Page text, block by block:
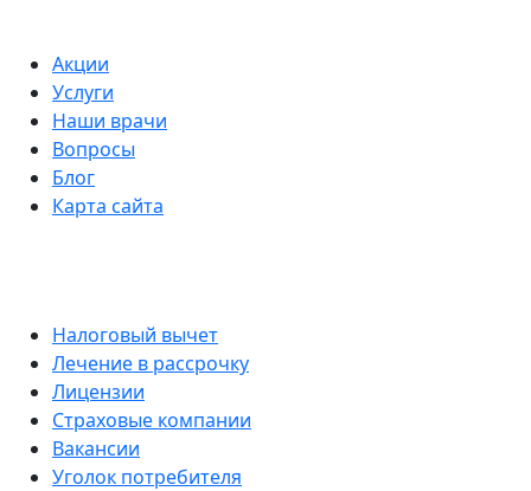
Акции
Услуги
Наши врачи
Вопросы
Блог
Карта сайта
Налоговый вычет
Лечение в рассрочку
Лицензии
Страховые компании
Вакансии
Уголок потребителя